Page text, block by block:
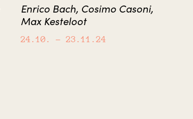
Enrico Bach, Cosimo Casoni,
Max Kesteloot
24.10. – 23.11.24